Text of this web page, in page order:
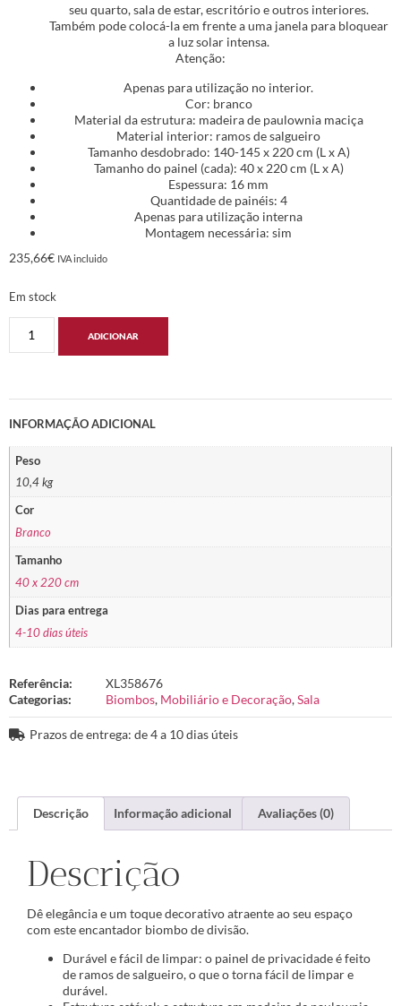
seu quarto, sala de estar, escritório e outros interiores.
Também pode colocá-la em frente a uma janela para bloquear
a luz solar intensa.
Atenção:
Apenas para utilização no interior.
Cor: branco
Material da estrutura: madeira de paulownia maciça
Material interior: ramos de salgueiro
Tamanho desdobrado: 140-145 x 220 cm (L x A)
Tamanho do painel (cada): 40 x 220 cm (L x A)
Espessura: 16 mm
Quantidade de painéis: 4
Apenas para utilização interna
Montagem necessária: sim
235,66€ IVA incluido
Em stock
ADICIONAR
INFORMAÇÃO ADICIONAL
Peso
10,4 kg
Cor
Branco
Tamanho
40 x 220 cm
Dias para entrega
4-10 dias úteis
Referência:
XL358676
Categorias:
Biombos, Mobiliário e Decoração,Sala
Prazos de entrega: de 4 a 10 dias úteis
Descrição Informação adicional Avaliações (0)
Descrição
Dê elegância e um toque decorativo atraente ao seu espaço
com este encantador biombo de divisão.
Durável e fácil de limpar: o painel de privacidade é feito
de ramos de salgueiro, o que o torna fácil de limpar e
durável.